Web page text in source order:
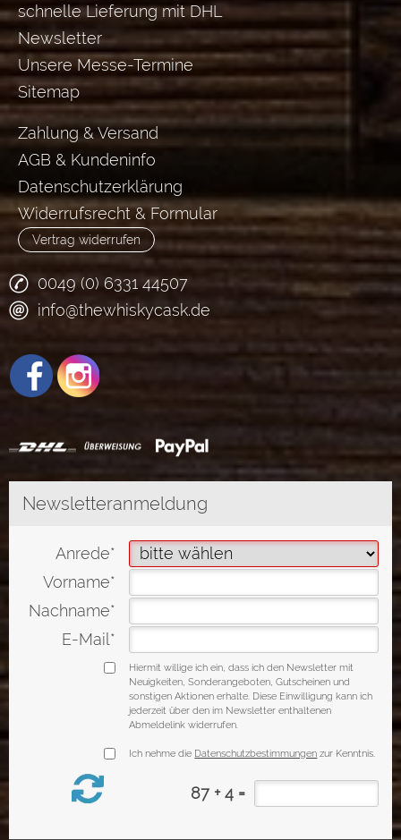
schnelle Lieferung mit DHL
Newsletter
Unsere Messe-Termine
Sitemap
Zahlung & Versand
AGB & Kundeninfo
Datenschutzerklärung
Widerrufsrecht & Formular
Vertrag widerrufen
0049 (0) 6331 44507
info@thewhiskycask.de